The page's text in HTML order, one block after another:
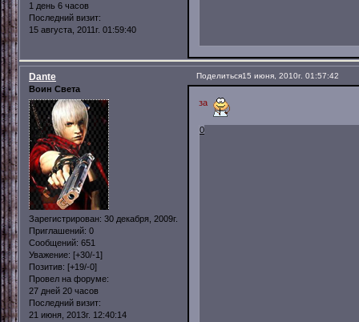
1 день 6 часов
Последний визит:
15 августа, 2011г. 01:59:40
Поделиться15 июня, 2010г. 01:57:42
Dante
Воин Света
Зарегистрирован: 30 декабря, 2009г.
Приглашений: 0
Сообщений: 651
Уважение: [+30/-1]
Позитив: [+19/-0]
Провел на форуме:
27 дней 20 часов
Последний визит:
21 июня, 2013г. 12:40:14
за
0